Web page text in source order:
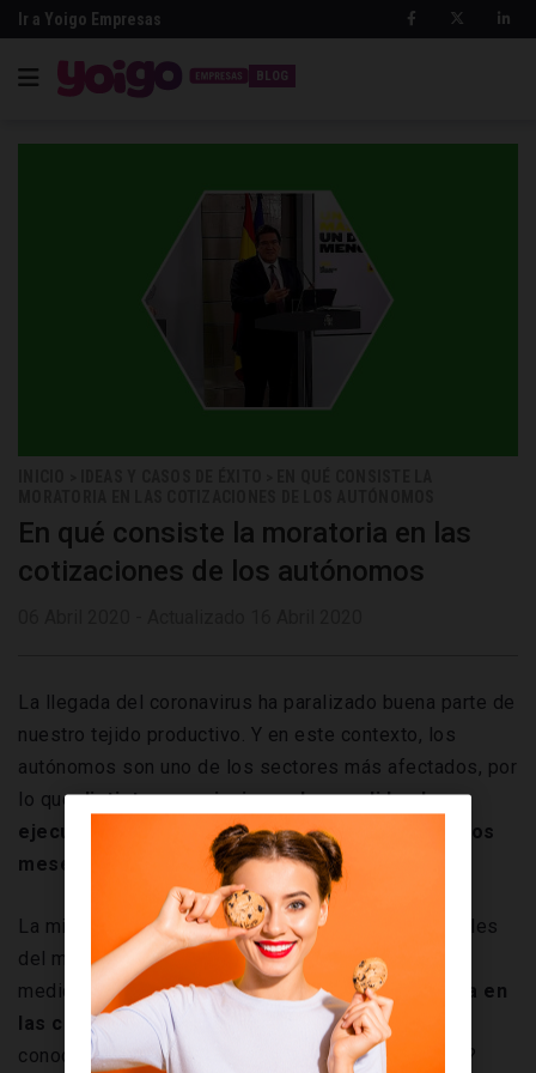
Ir a Yoigo Empresas
BLOG
En qué consiste la moratoria en las
cotizaciones de los autónomos
La llegada del coronavirus ha paralizado buena parte de
nuestro tejido productivo. Y en este contexto, los
autónomos son uno de los sectores más afectados, por
lo quedistintas asociaciones han pedido al
ejecutivo la suspensión de las cuotas durante los
meses de marzo, abril y mayo.
La ministra de Trabajo, Yolanda Díaz, anunció a finales
del mes pasado que no se tomarían este tipo de
medidas.En su lugar, se abordará una moratoria en
las cotizaciones de los autónomos. ¿Quieres
conocer las características de este plan de acción?